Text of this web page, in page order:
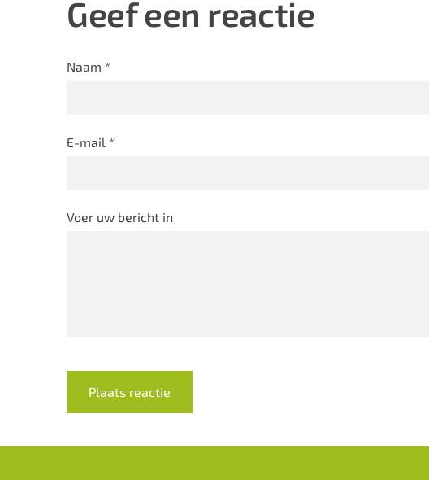
Geef een reactie
Naam *
E-mail *
Voer uw bericht in